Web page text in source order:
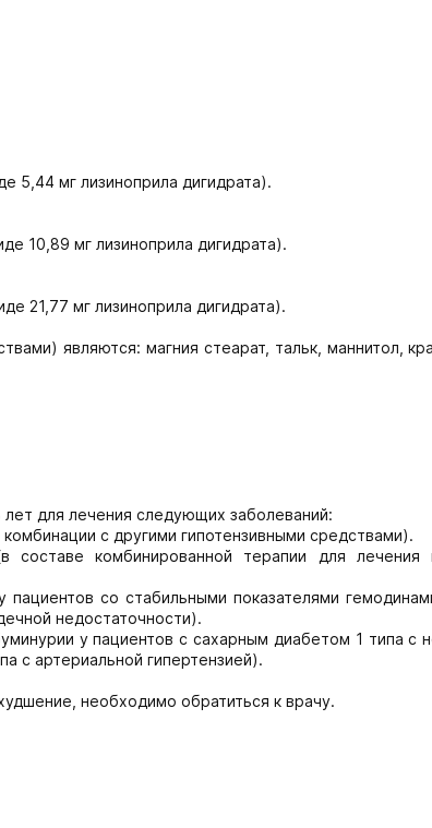
5,44 мг лизиноприла дигидрата).
10,89 мг лизиноприла дигидрата).
21,77 мг лизиноприла дигидрата).
являются: магния стеарат, тальк, маннитол,
для лечения следующих заболеваний:
с другими гипотензивными средствами).
комбинированной терапии для лечения
со стабильными показателями
недостаточности).
у пациентов с сахарным диабетом 1 типа с
с артериальной гипертензией).
необходимо обратиться к врачу.